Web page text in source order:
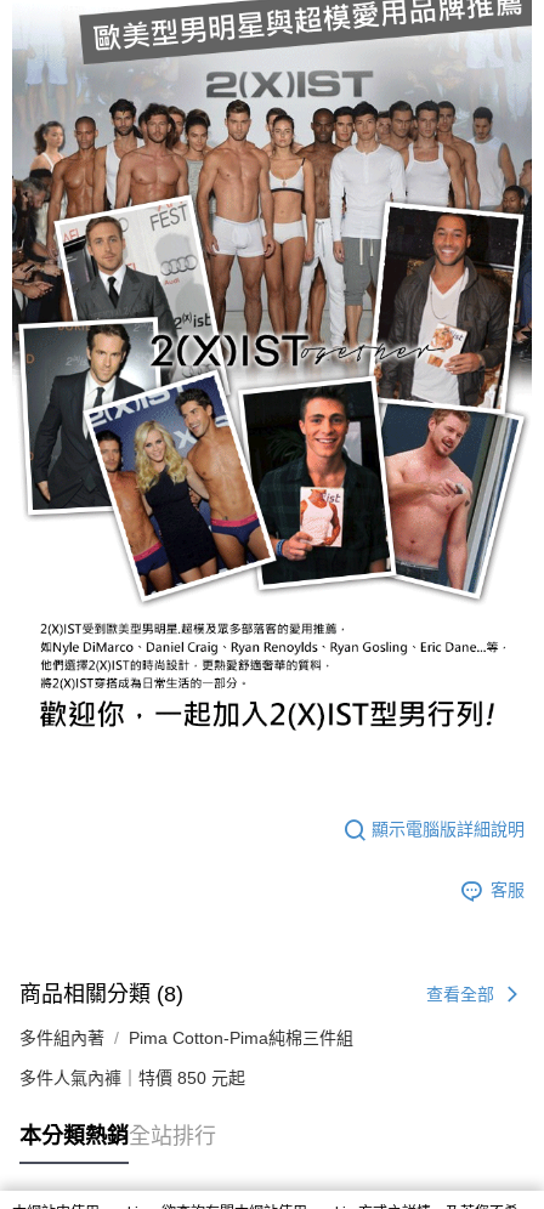
顯示電腦版詳細說明
客服
商品相關分類 (8) 查看全部
多件組內著 Pima Cotton-Pima純棉三件組
多件人氣內褲｜特價 850 元起
本分類熱銷全站排行